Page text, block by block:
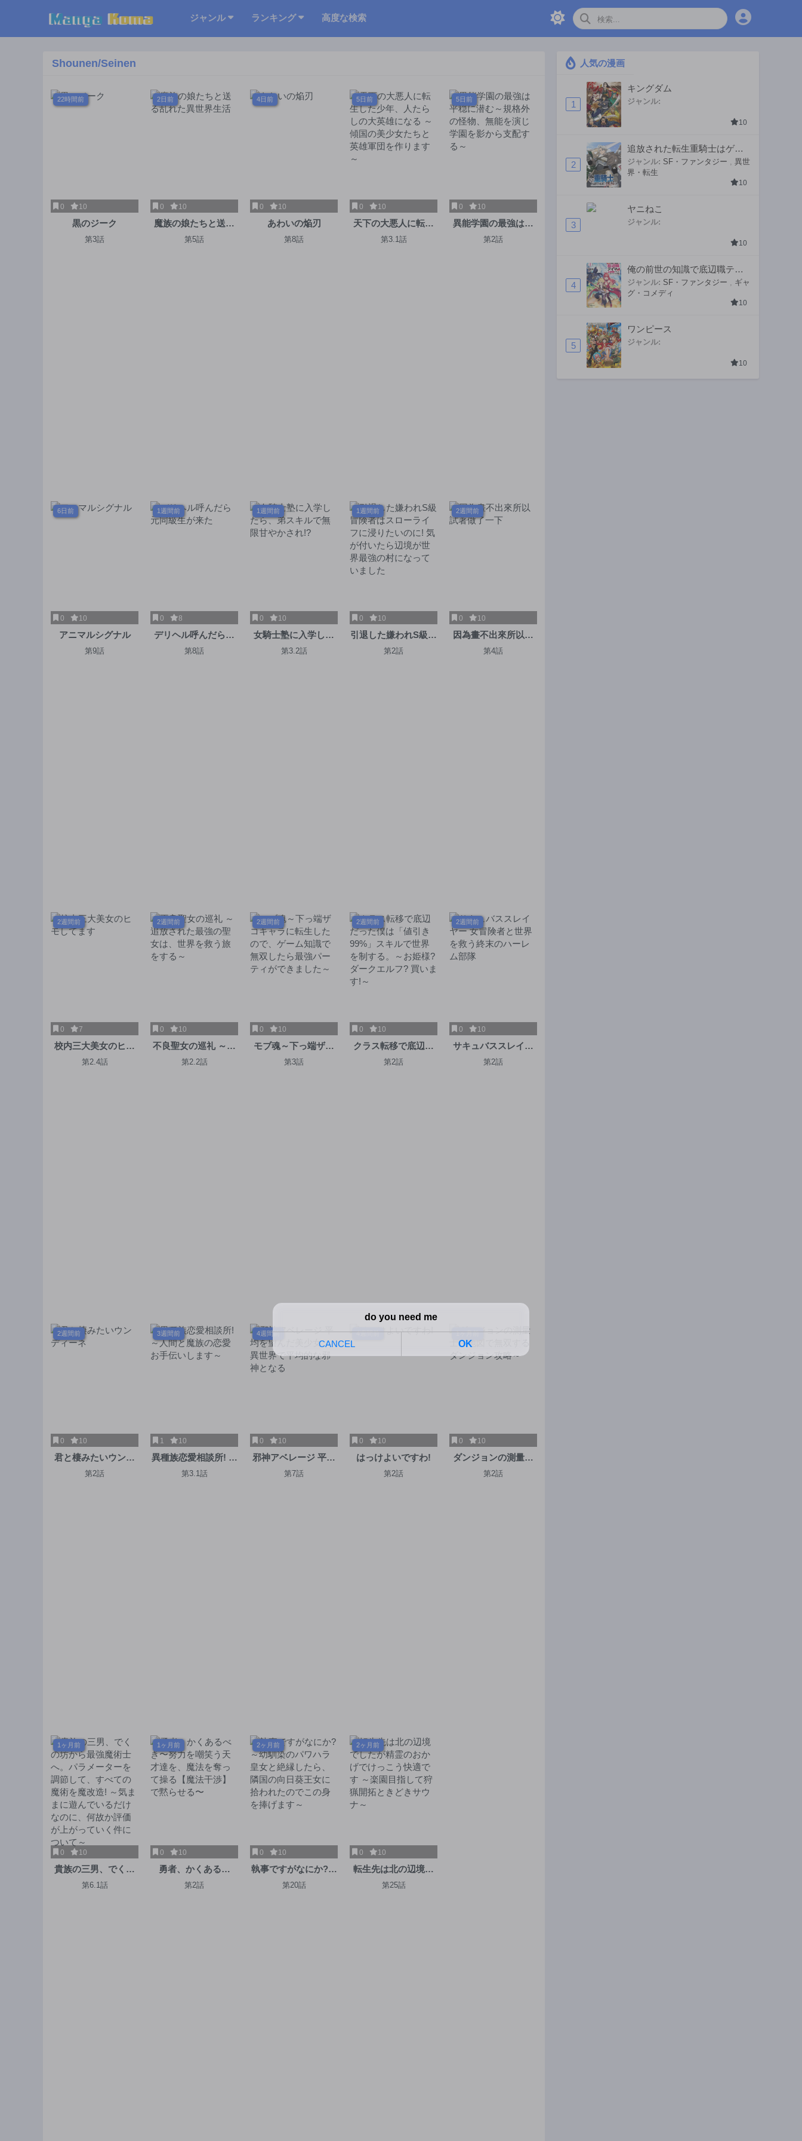
ジャンル ランキング 高度な検索
Shounen/Seinen
22時間前
0 10
黒のジーク
第3話
2日前
0 10
魔族の娘たちと送る
乱れた異世界生活
第5話
4日前
0 10
あわいの焔刃
第8話
5日前
0 10
天下の大悪人に転生
した少年、人たらし
第3.1話
5日前
0 10
異能学園の最強は平
穏に潜む～規格外の
第2話
6日前
0 10
アニマルシグナル
第9話
1週間前
0 8
デリヘル呼んだら元
同級生が来た
第8話
1週間前
0 10
女騎士塾に入学した
ら、弟スキルで無限
第3.2話
1週間前
0 10
引退した嫌われS級冒
険者はスローライフ
第2話
2週間前
0 10
因為畫不出來所以試
著做了一下
第4話
2週間前
0 7
校内三大美女のヒモ
してます
第2.4話
2週間前
0 10
不良聖女の巡礼 ～追
放された最強の聖女
第2.2話
2週間前
0 10
モブ魂～下っ端ザコ
キャラに転生したの
第3話
2週間前
0 10
クラス転移で底辺だ
った僕は「値引き
第2話
2週間前
0 10
サキュバススレイヤ
ー 女冒険者と世界を
第2話
2週間前
0 10
君と棲みたいウンデ
ィーネ
第2話
3週間前
1 10
異種族恋愛相談所! ～
人間と魔族の恋愛お
第3.1話
4週間前
0 10
邪神アベレージ 平均
を望んだ美少女、異
第7話
4週間前
0 10
はっけよいですわ!
第2話
1ヶ月前
0 10
ダンジョンの測量士
～地図で無双するダ
第2話
1ヶ月前
0 10
貴族の三男、でくの
坊から最強魔術士
第6.1話
1ヶ月前
0 10
勇者、かくあるべ
き〜努力を嘲笑う天
第2話
2ヶ月前
0 10
執事ですがなにか?～
幼馴染のパワハラ皇
第20話
2ヶ月前
0 10
転生先は北の辺境で
したが精霊のおかげ
第25話
人気の漫画
1
キングダム
ジャンル:
10
2
追放された転生重騎士はゲー
ム知識で無双する
ジャンル: SF・ファンタジー
異世
界・転生
10
3
ヤニねこ
ジャンル:
10
4
俺の前世の知識で底辺職テイ
マーが上級職になってしまい
そうな件
ジャンル: SF・ファンタジー
ギャ
グ・コメディ
10
5
ワンピース
ジャンル:
10